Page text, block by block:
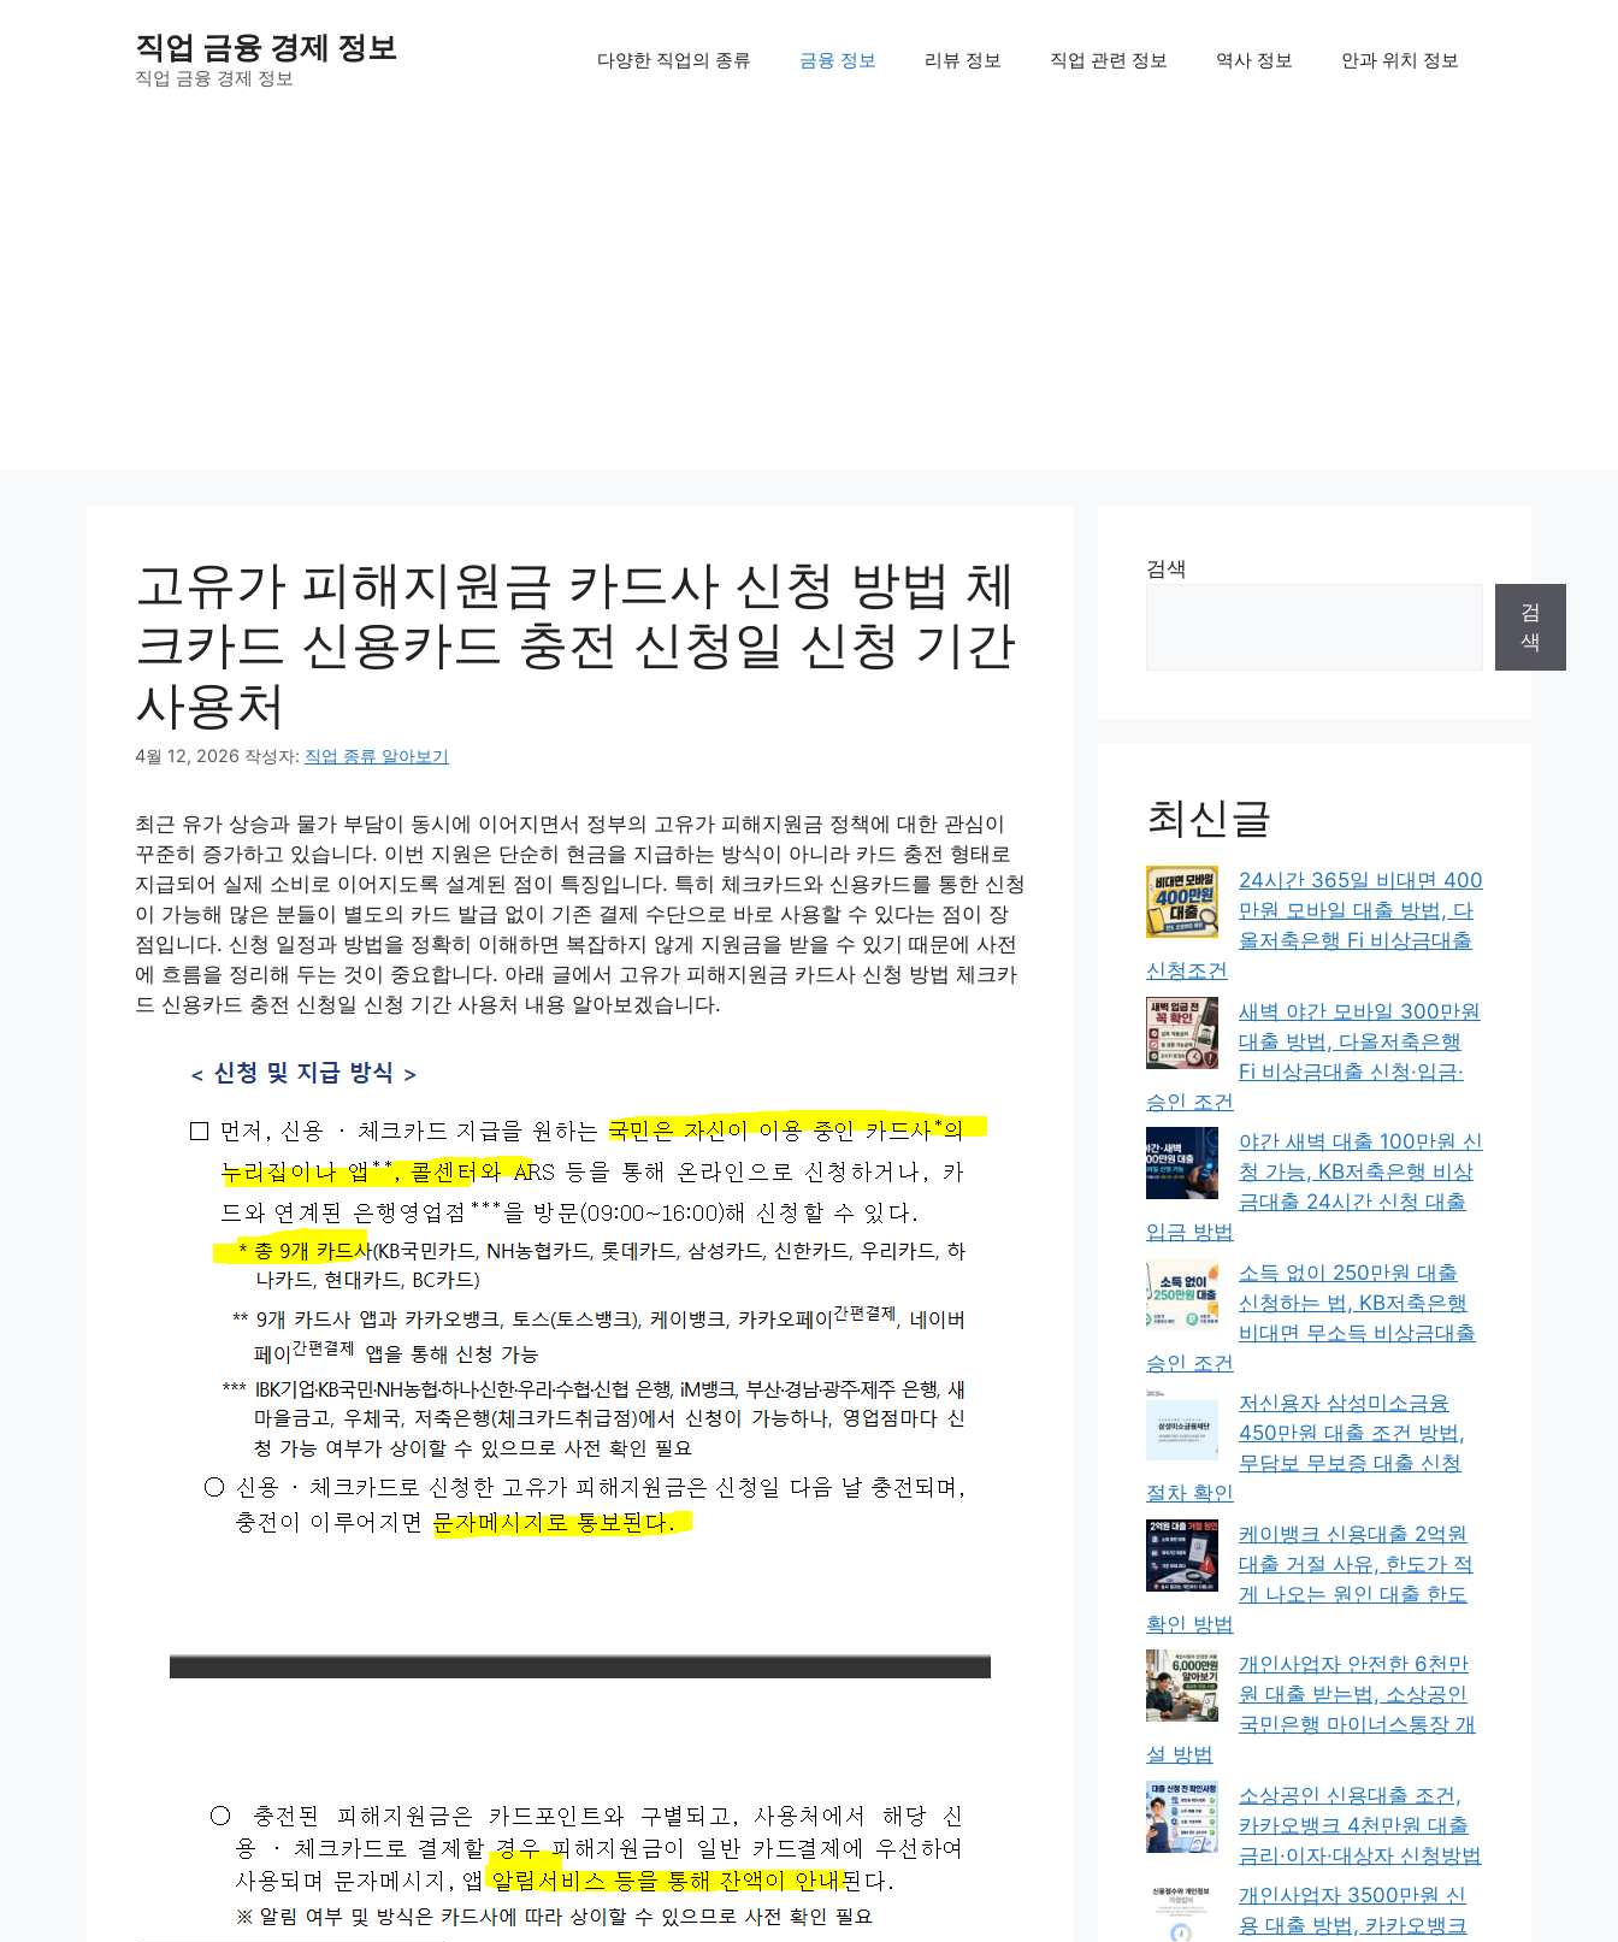
직업 금융 경제 정보
직업 금융 경제 정보
다양한 직업의 종류 금융 정보 리뷰 정보 직업 관련 정보 역사 정보 안과 위치 정보
고유가 피해지원금 카드사 신청 방법 체
크카드 신용카드 충전 신청일 신청 기간
사용처
4월 12, 2026 작성자: 직업 종류 알아보기
최근 유가 상승과 물가 부담이 동시에 이어지면서 정부의 고유가 피해지원금 정책에 대한 관심이
꾸준히 증가하고 있습니다. 이번 지원은 단순히 현금을 지급하는 방식이 아니라 카드 충전 형태로
지급되어 실제 소비로 이어지도록 설계된 점이 특징입니다. 특히 체크카드와 신용카드를 통한 신청
이 가능해 많은 분들이 별도의 카드 발급 없이 기존 결제 수단으로 바로 사용할 수 있다는 점이 장
점입니다. 신청 일정과 방법을 정확히 이해하면 복잡하지 않게 지원금을 받을 수 있기 때문에 사전
에 흐름을 정리해 두는 것이 중요합니다. 아래 글에서 고유가 피해지원금 카드사 신청 방법 체크카
드 신용카드 충전 신청일 신청 기간 사용처 내용 알아보겠습니다.
검색
검
색
최신글
24시간 365일 비대면 400
만원 모바일 대출 방법, 다
올저축은행 Fi 비상금대출
신청조건
새벽 야간 모바일 300만원
대출 방법, 다올저축은행
Fi 비상금대출 신청·입금·
승인 조건
야간 새벽 대출 100만원 신
청 가능, KB저축은행 비상
금대출 24시간 신청 대출
입금 방법
소득 없이 250만원 대출
신청하는 법, KB저축은행
비대면 무소득 비상금대출
승인 조건
저신용자 삼성미소금융
450만원 대출 조건 방법,
무담보 무보증 대출 신청
절차 확인
케이뱅크 신용대출 2억원
대출 거절 사유, 한도가 적
게 나오는 원인 대출 한도
확인 방법
개인사업자 안전한 6천만
원 대출 받는법, 소상공인
국민은행 마이너스통장 개
설 방법
소상공인 신용대출 조건,
카카오뱅크 4천만원 대출
금리·이자·대상자 신청방법
개인사업자 3500만원 신
용 대출 방법, 카카오뱅크